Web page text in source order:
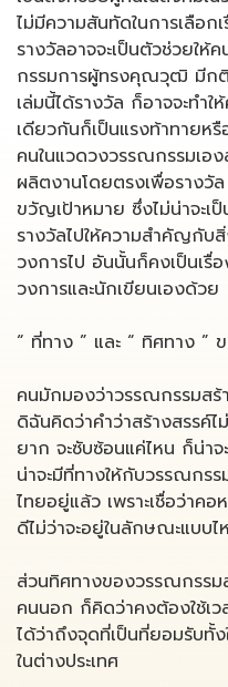
ไม่มีความสันทัดในการเลือก
รางวัลอาจจะเป็นตัวช่วยใ
กรรมการผู้ทรงคุณวุฒิ มีกติ
เล่มนี้ได้รางวัล ก็อาจจะทำ
เดียวกันก็เป็นแรงท้าทายห
คนในแวดวงวรรณกรรมเอง
ผลิตงานโดยตรงเพื่อรางวั
ขวัญเป้าหมาย ซึ่งไม่น่าจะเ
รางวัลไปให้ความสำคัญกับ
วงการไป อันนั้นก็คงเป็นเ
วงการและนักเขียนเองด้วย
“ ที่ทาง ” และ “ ทิศทาง ”
คนมักมองว่าวรรณกรรมสร้
ดิฉันคิดว่าคำว่าสร้างสรรค์ไ
ยาก จะซับซ้อนแค่ไหน ก็น่า
น่าจะมีที่ทางให้กับวรรณกร
ไทยอยู่แล้ว เพราะเชื่อว่าค
ดีไม่ว่าจะอยู่ในลักษณะแบบไ
ส่วนทิศทางของวรรณกรร
คนนอก ก็คิดว่าคงต้องใช้เ
ได้ว่าถึงจุดที่เป็นที่ยอมรับทั้
ในต่างประเทศ